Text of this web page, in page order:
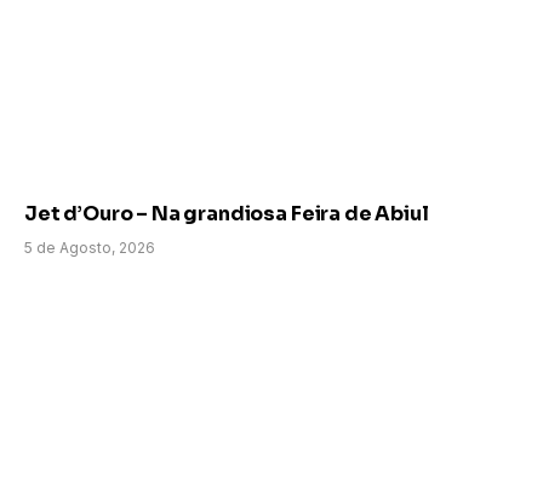
Jet d’Ouro – Na grandiosa Feira de Abiul
5 de Agosto, 2026